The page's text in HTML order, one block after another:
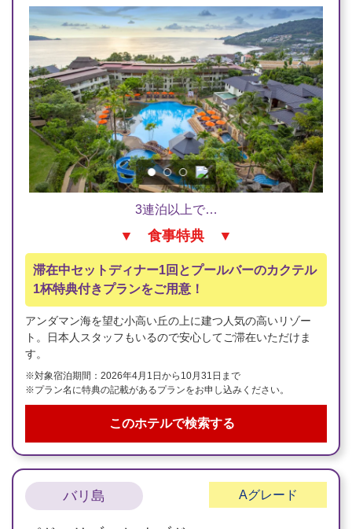
3連泊以上で…
▼ 食事特典 ▼
滞在中セットディナー1回とプールバーのカクテル
1杯特典付きプランをご用意！
アンダマン海を望む小高い丘の上に建つ人気の高いリゾー
ト。日本人スタッフもいるので安心してご滞在いただけま
す。
※対象宿泊期間：2026年4月1日から10月31日まで
※プラン名に特典の記載があるプランをお申し込みください。
このホテルで検索する
バリ島 Aグレード